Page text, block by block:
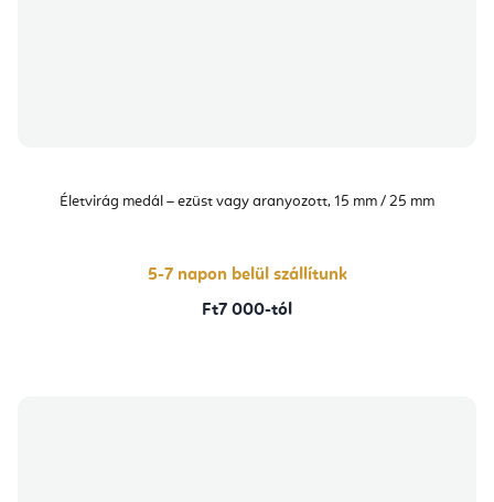
Életvirág medál – ezüst vagy aranyozott, 15 mm / 25 mm
5-7 napon belül szállítunk
Ft7 000-tól